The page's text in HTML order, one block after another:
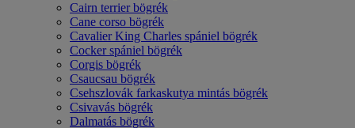
Cairn terrier bögrék
Cane corso bögrék
Cavalier King Charles spániel bögrék
Cocker spániel bögrék
Corgis bögrék
Csaucsau bögrék
Csehszlovák farkaskutya mintás bögrék
Csivavás bögrék
Dalmatás bögrék